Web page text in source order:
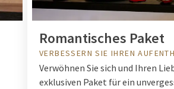
Romantisches Paket
VERBESSERN SIE IHREN
Verwöhnen Sie sich und Ihren
exklusiven Paket für ein